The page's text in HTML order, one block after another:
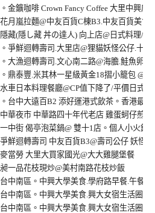
金鑛咖啡 Crown Fancy Coffee 大里中興店
花月嵐拉麵@中友百貨C棟B3.中友百貨美食
隱藏(隱し藏 丼の達人) 向上店@日式料理/
。爭鮮迴轉壽司.大里店@狸貓妖怪公仔.十
。大漁迴轉壽司.文心南二路@海膽.鮭魚卵.
。鼎泰豐.米其林一星級黃金18摺小籠包 @
水車日本料理餐廳@CP值下降了/平價日式
。台中大遠百B2 添好運港式飲茶。香港最
中華夜市 中華路四十年代老店 雞蛋蚵仔煎
一中街 偈亭泡菜鍋@ 雙十1店。個人小火鍋
爭鮮迴轉壽司 中友百貨B3@壽司公仔 妖怪
當勞 大里大買家國光@大大雞腿堡餐
一品花枝現炒@美村南路花枝炒飯
台中南區。中興大學美食.學府路早餐.午餐
台中南區。中興大學美食.興大女宿生活圈.
台中南區。中興大學美食.興大女宿生活圈.